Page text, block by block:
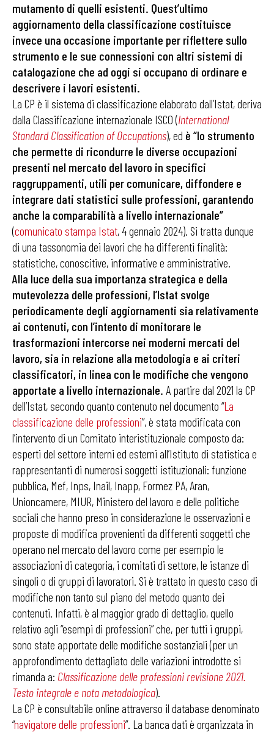
mutamento di quelli esistenti. Quest’ultimo
aggiornamento della classificazione costituisce
invece una occasione importante per riflettere sullo
strumento e le sue connessioni con altri sistemi di
catalogazione che ad oggi si occupano di ordinare e
descrivere i lavori esistenti.
La CP è il sistema di classificazione elaborato dall’Istat, deriva
dalla Classificazione internazionale ISCO (International
Standard Classification of Occupations), ed è “lo strumento
che permette di ricondurre le diverse occupazioni
presenti nel mercato del lavoro in specifici
raggruppamenti, utili per comunicare, diffondere e
integrare dati statistici sulle professioni, garantendo
anche la comparabilità a livello internazionale”
(comunicato stampa Istat, 4 gennaio 2024). Si tratta dunque
di una tassonomia dei lavori che ha differenti finalità:
statistiche, conoscitive, informative e amministrative.
Alla luce della sua importanza strategica e della
mutevolezza delle professioni, l’Istat svolge
periodicamente degli aggiornamenti sia relativamente
ai contenuti, con l’intento di monitorare le
trasformazioni intercorse nei moderni mercati del
lavoro, sia in relazione alla metodologia e ai criteri
classificatori, in linea con le modifiche che vengono
apportate a livello internazionale. A partire dal 2021 la CP
dell’Istat, secondo quanto contenuto nel documento “La
classificazione delle professioni”, è stata modificata con
l’intervento di un Comitato interistituzionale composto da:
esperti del settore interni ed esterni all’Istituto di statistica e
rappresentanti di numerosi soggetti istituzionali: funzione
pubblica, Mef, Inps, Inail, Inapp, Formez PA, Aran,
Unioncamere, MIUR, Ministero del lavoro e delle politiche
sociali che hanno preso in considerazione le osservazioni e
proposte di modifica provenienti da differenti soggetti che
operano nel mercato del lavoro come per esempio le
associazioni di categoria, i comitati di settore, le istanze di
singoli o di gruppi di lavoratori. Si è trattato in questo caso di
modifiche non tanto sul piano del metodo quanto dei
contenuti. Infatti, è al maggior grado di dettaglio, quello
relativo agli “esempi di professioni” che, per tutti i gruppi,
sono state apportate delle modifiche sostanziali (per un
approfondimento dettagliato delle variazioni introdotte si
rimanda a: Classificazione delle professioni revisione 2021.
Testo integrale e nota metodologica).
La CP è consultabile online attraverso il database denominato
“navigatore delle professioni”. La banca dati è organizzata in